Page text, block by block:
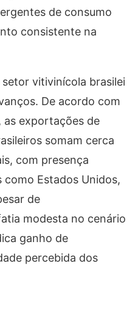
de consumo
consistente na
vitivinícola brasilei
De acordo com
as exportações de
somam cerca
com presença
Estados Unidos,
de
modesta no cenário
ganho de
percebida dos